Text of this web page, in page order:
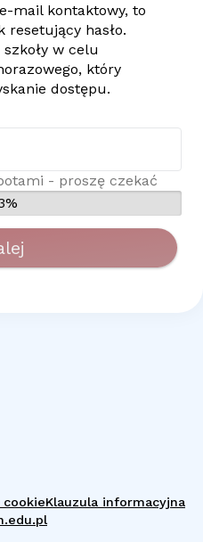
e-mailkontaktowy, to
hasło.
w celu
który
dostępu.
- proszę czekać
cookieKlauzula informacyjna